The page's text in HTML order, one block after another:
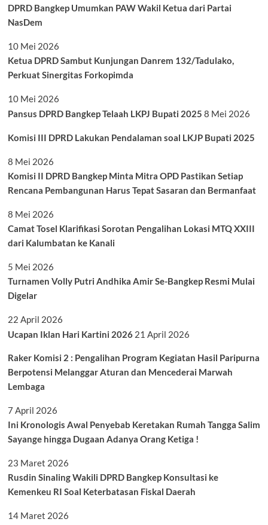
DPRD Bangkep Umumkan PAW Wakil Ketua dari Partai
NasDem
10 Mei 2026
Ketua DPRD Sambut Kunjungan Danrem 132/Tadulako,
Perkuat Sinergitas Forkopimda
10 Mei 2026
Pansus DPRD Bangkep Telaah LKPJ Bupati 2025 8 Mei 2026
Komisi III DPRD Lakukan Pendalaman soal LKJP Bupati 2025
8 Mei 2026
Komisi II DPRD Bangkep Minta Mitra OPD Pastikan Setiap
Rencana Pembangunan Harus Tepat Sasaran dan Bermanfaat
8 Mei 2026
Camat Tosel Klarifikasi Sorotan Pengalihan Lokasi MTQ XXIII
dari Kalumbatan ke Kanali
5 Mei 2026
Turnamen Volly Putri Andhika Amir Se-Bangkep Resmi Mulai
Digelar
22 April 2026
Ucapan Iklan Hari Kartini 2026 21 April 2026
Raker Komisi 2 : Pengalihan Program Kegiatan Hasil Paripurna
Berpotensi Melanggar Aturan dan Mencederai Marwah
Lembaga
7 April 2026
Ini Kronologis Awal Penyebab Keretakan Rumah Tangga Salim
Sayange hingga Dugaan Adanya Orang Ketiga !
23 Maret 2026
Rusdin Sinaling Wakili DPRD Bangkep Konsultasi ke
Kemenkeu RI Soal Keterbatasan Fiskal Daerah
14 Maret 2026